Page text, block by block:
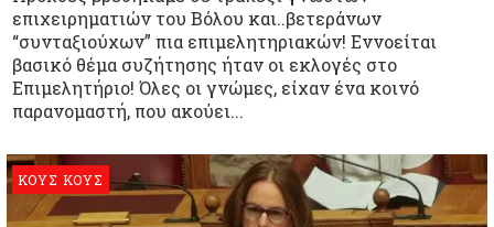
επιχειρηματιών του Βόλου και..βετεράνων
“συνταξιούχων” πια επιμελητηριακών! Εννοείται
βασικό θέμα συζήτησης ήταν οι εκλογές στο
Επιμελητήριο! Όλες οι γνώμες, είχαν ένα κοινό
παρανομαστή, που ακούει...
ΚΟΥΣ ΚΟΥΣ